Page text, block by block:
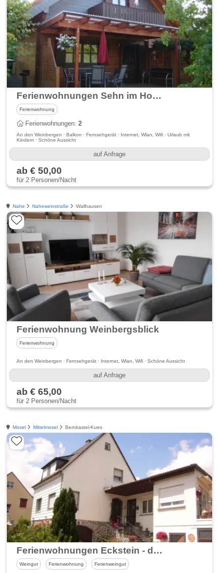
Ferienwohnungen Sehn im Holzhaus
Ferienwohnung
Ferienwohnungen:2
An den Weinbergen · Balkon · Fernsehgerät · Internet, Wlan, Wifi · Urlaub mit
Kindern · Schöne Aussicht
auf Anfrage
ab € 50,00
für 2 Personen/Nacht
Nahe Naheweinstraße Wallhausen
Ferienwohnung Weinbergsblick
Ferienwohnung
An den Weinbergen · Fernsehgerät · Internet, Wlan, Wifi · Schöne Aussicht
auf Anfrage
ab € 65,00
für 2 Personen/Nacht
Mosel Mittelmosel Bernkastel-Kues
Ferienwohnungen Eckstein - das Urlaubsparadies an der Mosel
Weingut Ferienwohnung Ferienweingut